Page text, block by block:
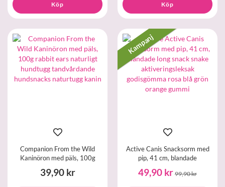
Köp Köp
Companion From the Wild
Kaninöron med päls, 100g
39,90 kr
Kampanj
Active Canis Snacksorm med
pip, 41 cm, blandade
49,90 kr 99,90 kr